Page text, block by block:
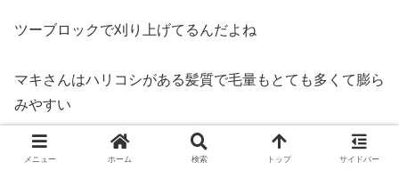
ツーブロックで刈り上げてるんだよね
マキさんはハリコシがある髪質で毛量もとても多くて膨ら
みやすい
なのでツーブロックで刈り上げて毛量を半分に減らし膨ら
メニュー ホーム 検索 トップ サイドバー